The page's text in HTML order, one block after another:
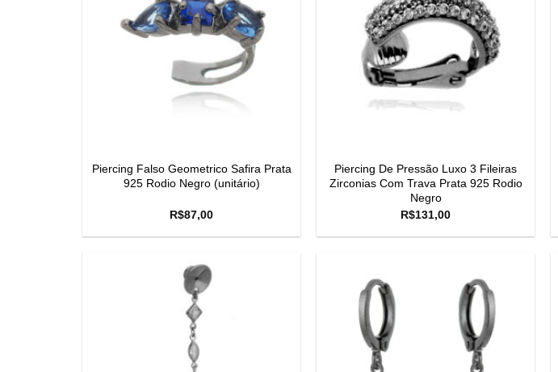
Piercing Falso Geometrico Safira Prata
925 Rodio Negro (unitário)
R$87,00
Piercing De Pressão Luxo 3 Fileiras
Zirconias Com Trava Prata 925 Rodio
Negro
R$131,00